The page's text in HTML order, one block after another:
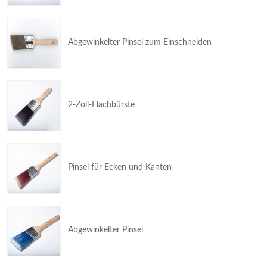
Abgewinkelter Pinsel zum Einschneiden
2-Zoll-Flachbürste
Pinsel für Ecken und Kanten
Abgewinkelter Pinsel